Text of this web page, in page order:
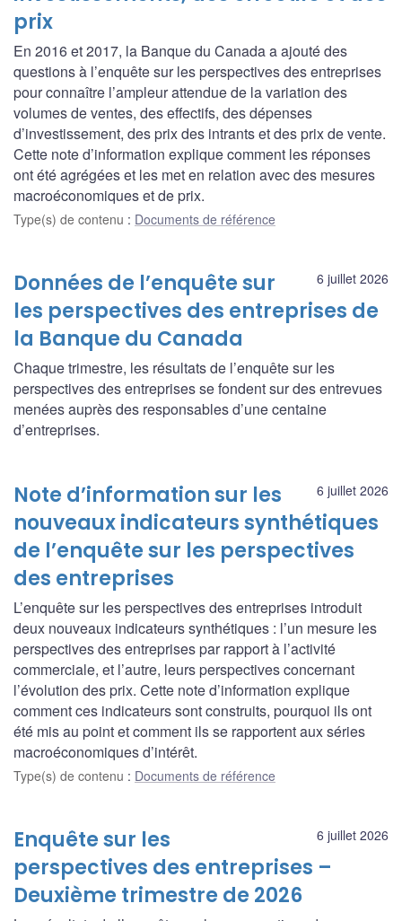
prix
En 2016 et 2017, la Banque du Canada a ajouté des
questions à l’enquête sur les perspectives des entreprises
pour connaître l’ampleur attendue de la variation des
volumes de ventes, des effectifs, des dépenses
d’investissement, des prix des intrants et des prix de vente.
Cette note d’information explique comment les réponses
ont été agrégées et les met en relation avec des mesures
macroéconomiques et de prix.
Type(s) de contenu : Documents de référence
6 juillet 2026
Données de l’enquête sur
les perspectives des entreprises de
la Banque du Canada
Chaque trimestre, les résultats de l’enquête sur les
perspectives des entreprises se fondent sur des entrevues
menées auprès des responsables d’une centaine
d’entreprises.
6 juillet 2026
Note d’information sur les
nouveaux indicateurs synthétiques
de l’enquête sur les perspectives
des entreprises
L’enquête sur les perspectives des entreprises introduit
deux nouveaux indicateurs synthétiques : l’un mesure les
perspectives des entreprises par rapport à l’activité
commerciale, et l’autre, leurs perspectives concernant
l’évolution des prix. Cette note d’information explique
comment ces indicateurs sont construits, pourquoi ils ont
été mis au point et comment ils se rapportent aux séries
macroéconomiques d’intérêt.
Type(s) de contenu : Documents de référence
6 juillet 2026
Enquête sur les
perspectives des entreprises –
Deuxième trimestre de 2026